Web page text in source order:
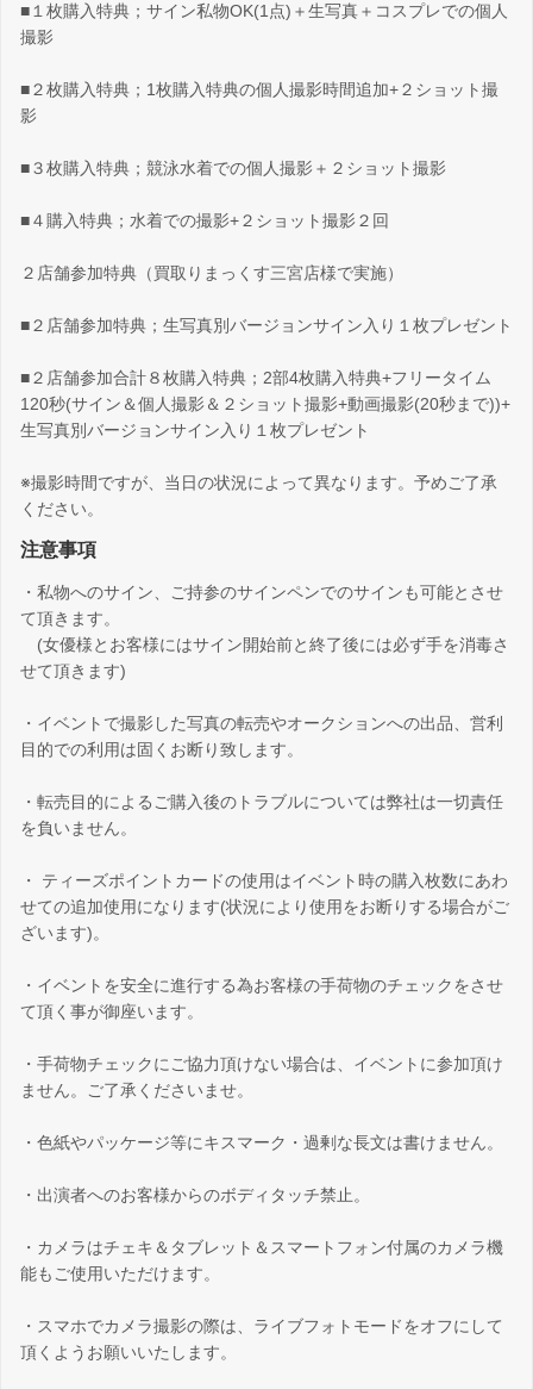
■１枚購入特典；サイン私物OK(1点)＋生写真＋コスプレでの個人
撮影
■２枚購入特典；1枚購入特典の個人撮影時間追加+２ショット撮
影
■３枚購入特典；競泳水着での個人撮影＋２ショット撮影
■４購入特典；水着での撮影+２ショット撮影２回
２店舗参加特典（買取りまっくす三宮店様で実施）
■２店舗参加特典；生写真別バージョンサイン入り１枚プレゼント
■２店舗参加合計８枚購入特典；2部4枚購入特典+フリータイム
120秒(サイン＆個人撮影＆２ショット撮影+動画撮影(20秒まで))+
生写真別バージョンサイン入り１枚プレゼント
※撮影時間ですが、当日の状況によって異なります。予めご了承
ください。
注意事項
・私物へのサイン、ご持参のサインペンでのサインも可能とさせ
て頂きます。
(女優様とお客様にはサイン開始前と終了後には必ず手を消毒さ
せて頂きます)
・イベントで撮影した写真の転売やオークションへの出品、営利
目的での利用は固くお断り致します。
・転売目的によるご購入後のトラブルについては弊社は一切責任
を負いません。
・ ティーズポイントカードの使用はイベント時の購入枚数にあわ
せての追加使用になります(状況により使用をお断りする場合がご
ざいます)。
・イベントを安全に進行する為お客様の手荷物のチェックをさせ
て頂く事が御座います。
・手荷物チェックにご協力頂けない場合は、イベントに参加頂け
ません。ご了承くださいませ。
・色紙やパッケージ等にキスマーク・過剰な長文は書けません。
・出演者へのお客様からのボディタッチ禁止。
・カメラはチェキ＆タブレット＆スマートフォン付属のカメラ機
能もご使用いただけます。
・スマホでカメラ撮影の際は、ライブフォトモードをオフにして
頂くようお願いいたします。